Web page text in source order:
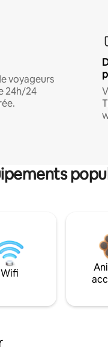
voyageurs
24h/24
Wifi